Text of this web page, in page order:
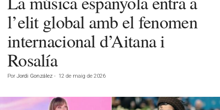
l’elit global amb el fenomen
internacional d’Aitana i
Rosalía
Por Jordi González - 12 de maig de 2026